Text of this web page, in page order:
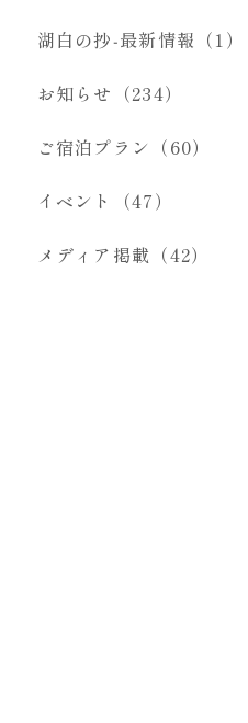
湖白の抄‐最新情報（1）
お知らせ（234）
ご宿泊プラン（60）
イベント（47）
メディア掲載（42）